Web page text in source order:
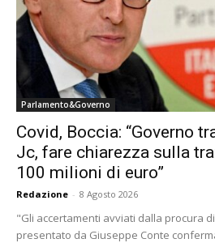
Parlamento&Governo
Covid, Boccia: “Governo
Jc, fare chiarezza sulla
100 milioni di euro”
Redazione - 8 Agosto 2026
"Gli accertamenti avviati dalla procura
presentato da Giuseppe Conte